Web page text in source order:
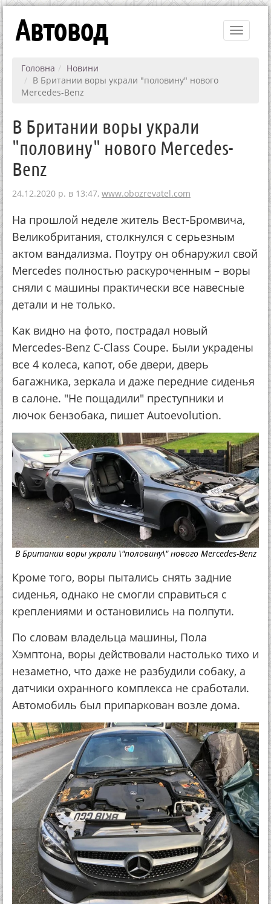
Toggle
Автовод
Головна
Новини
В Британии воры украли "половину" нового
Mercedes-Benz
В Британии воры украли
"половину" нового Mercedes-
Benz
24.12.2020 р. в 13:47, www.obozrevatel.com
На прошлой неделе житель Вест-Бромвича,
Великобритания, столкнулся с серьезным
актом вандализма. Поутру он обнаружил свой
Mercedes полностью раскуроченным – воры
сняли с машины практически все навесные
детали и не только.
Как видно на фото, пострадал новый
Mercedes-Benz C-Class Coupe. Были украдены
все 4 колеса, капот, обе двери, дверь
багажника, зеркала и даже передние сиденья
в салоне. "Не пощадили" преступники и
лючок бензобака, пишет Autoevolution.
В Британии воры украли \"половину\" нового Mercedes-Benz
Кроме того, воры пытались снять задние
сиденья, однако не смогли справиться с
креплениями и остановились на полпути.
По словам владельца машины, Пола
Хэмптона, воры действовали настолько тихо и
незаметно, что даже не разбудили собаку, а
датчики охранного комплекса не сработали.
Автомобиль был припаркован возле дома.